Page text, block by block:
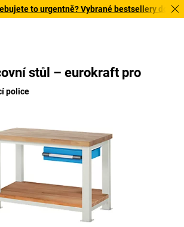
to urgentně? Vybrané bestsellery
stůl – eurokraft pro
police